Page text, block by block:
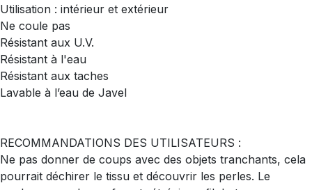
Utilisation : intérieur et extérieur
Ne coule pas
Résistant aux U.V.
Résistant à l'eau
Résistant aux taches
Lavable à l’eau de Javel
RECOMMANDATIONS DES UTILISATEURS :
Ne pas donner de coups avec des objets tranchants, cela
pourrait déchirer le tissu et découvrir les perles. Le